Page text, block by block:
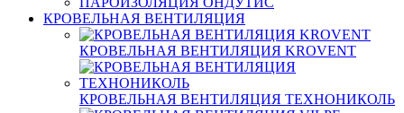
КРОВЕЛЬНАЯ ВЕНТИЛЯЦИЯ
КРОВЕЛЬНАЯ ВЕНТИЛЯЦИЯ KROVENT
КРОВЕЛЬНАЯ ВЕНТИЛЯЦИЯ ТЕХНОНИКОЛЬ